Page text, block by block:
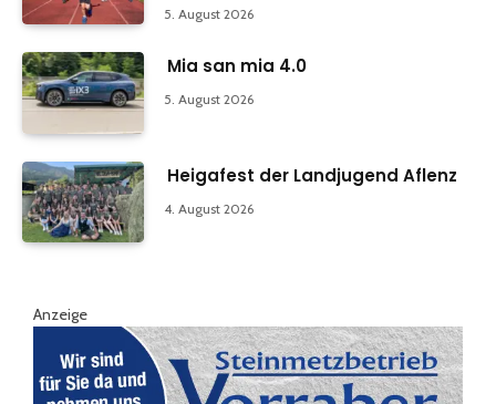
5. August 2026
Mia san mia 4.0
5. August 2026
Heigafest der Landjugend Aflenz
4. August 2026
Anzeige